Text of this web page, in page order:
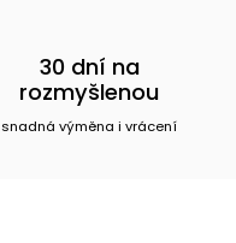
30 dní na
rozmyšlenou
snadná výměna i vrácení